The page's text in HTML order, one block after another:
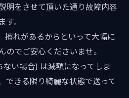
明をさせて頂いた通り故障内容
。
擦れがあるからといって大幅に
のでご安心くださいませ。
い場合) は減額になってしま
できる限り綺麗な状態で送って